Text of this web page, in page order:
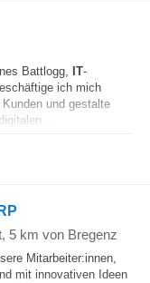
Battlogg, IT-
ich mich
und gestalte
, 5 km von Bregenz
Mitarbeiter:innen,
mit innovativen Ideen